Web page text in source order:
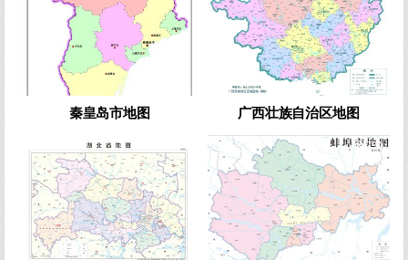
秦皇岛市地图 广西壮族自治区地图
1543 0 794